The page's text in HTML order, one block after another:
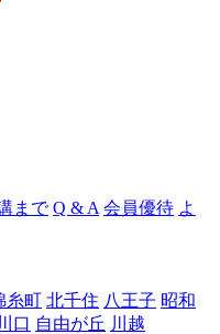
ャ
糸
まで Q & A 会員優待 よ
糸町 北千住 八王子 昭和
川口 自由が丘 川越